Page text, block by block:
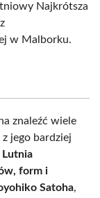
Najkrótsza
w Malborku.
znaleźć wiele
jego bardziej
Lutnia
form i
Satoha,